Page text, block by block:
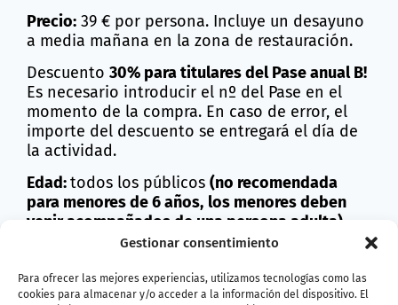
Gestionar consentimiento
Para ofrecer las mejores experiencias, utilizamos tecnologías como las
cookies para almacenar y/o acceder a la información del dispositivo. El
Precio: 39 € por persona. Incluye un desayuno
a media mañana en la zona de restauración.
Descuento 30% para titulares del Pase anual B!
Es necesario introducir el nº del Pase en el
momento de la compra. En caso de error, el
importe del descuento se entregará el día de
la actividad.
Edad:todos los públicos (no recomendada
para menores de 6 años, los menores deben
venir acompañados de una persona adulta)
julio: 2, 4, 8, 10, 12, 16, 18, 22, 24, 26, 30